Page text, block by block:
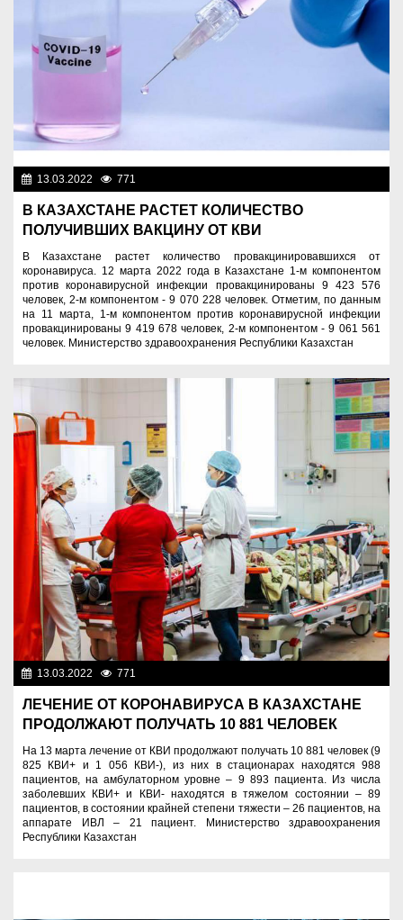
13.03.2022 771
В КАЗАХСТАНЕ РАСТЕТ КОЛИЧЕСТВО
ПОЛУЧИВШИХ ВАКЦИНУ ОТ КВИ
В Казахстане растет количество провакцинировавшихся от
коронавируса. 12 марта 2022 года в Казахстане 1-м компонентом
против коронавирусной инфекции провакцинированы 9 423 576
человек, 2-м компонентом - 9 070 228 человек. Отметим, по данным
на 11 марта, 1-м компонентом против коронавирусной инфекции
провакцинированы 9 419 678 человек, 2-м компонентом - 9 061 561
человек. Министерство здравоохранения Республики Казахстан
13.03.2022 771
ЛЕЧЕНИЕ ОТ КОРОНАВИРУСА В КАЗАХСТАНЕ
ПРОДОЛЖАЮТ ПОЛУЧАТЬ 10 881 ЧЕЛОВЕК
На 13 марта лечение от КВИ продолжают получать 10 881 человек (9
825 КВИ+ и 1 056 КВИ-), из них в стационарах находятся 988
пациентов, на амбулаторном уровне – 9 893 пациента. Из числа
заболевших КВИ+ и КВИ- находятся в тяжелом состоянии – 89
пациентов, в состоянии крайней степени тяжести – 26 пациентов, на
аппарате ИВЛ – 21 пациент. Министерство здравоохранения
Республики Казахстан